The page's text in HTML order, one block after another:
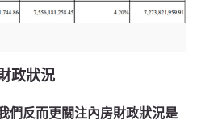
政狀況
們反而更關注內房財政狀況是